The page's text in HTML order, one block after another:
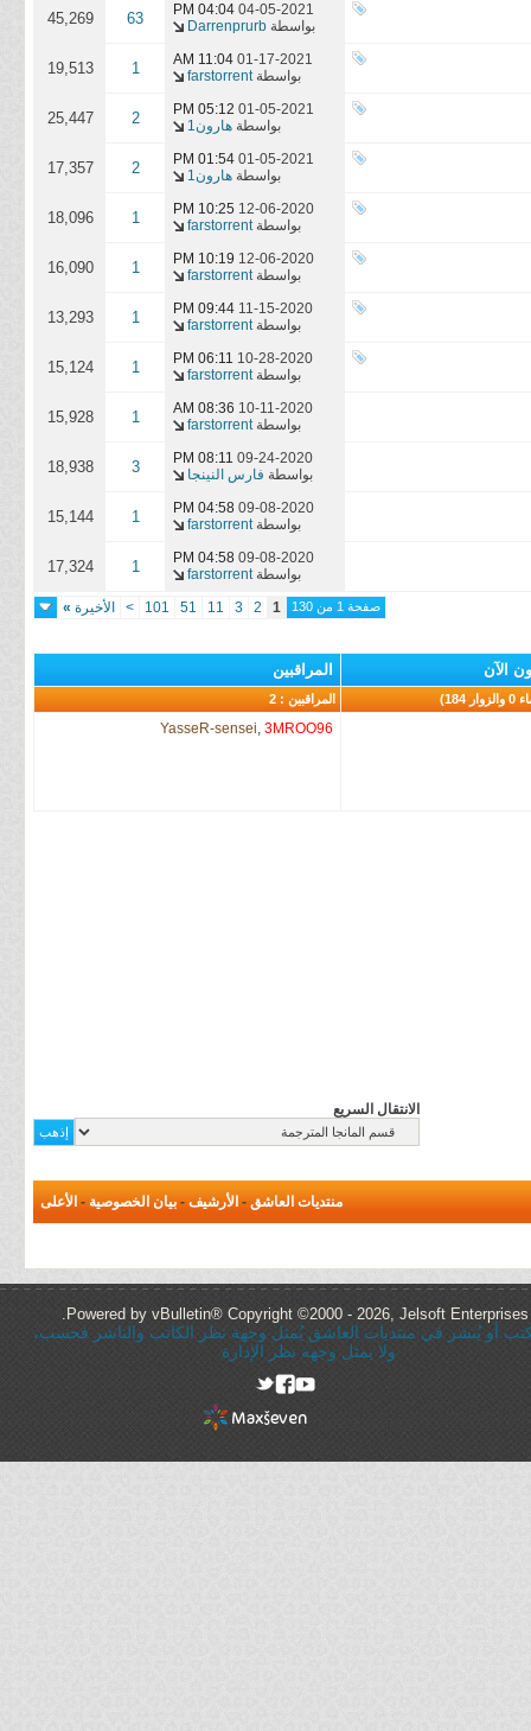
04-05-2021
04:04 PM
بواسطة Darrenprurb
63
45,269
01-17-2021
11:04 AM
بواسطةfarstorrent
1
19,513
01-05-2021
05:12 PM
بواسطة هارون1 2
25,447
01-05-2021
01:54 PM
بواسطة هارون1 2
17,357
12-06-2020
10:25 PM
بواسطةfarstorrent
1
18,096
12-06-2020
10:19 PM
بواسطةfarstorrent
1
16,090
11-15-2020
09:44 PM
بواسطةfarstorrent
1
13,293
10-28-2020
06:11 PM
بواسطةfarstorrent
1
15,124
10-11-2020
08:36 AM
بواسطةfarstorrent
1
15,928
09-24-2020
08:11 PM
بواسطة فارس النينجا 3
18,938
09-08-2020
04:58 PM
بواسطةfarstorrent
1
15,144
09-08-2020
04:58 PM
بواسطةfarstorrent
1
17,324
صفحة 1 من 130 1
2
3
11
51
101
> الأخيرة »
الآن المراقبين
المراقبين : 2
YasseR-sensei, 3MROO96
الانتقال السريع
منتديات العاشق - الأرشيف - بيان الخصوصية - الأعلى
Powered by vBulletin® Copyright ©2000 - 2026, Jelsoft Enterprises
أو يُنشر في منتديات العاشق يُمثل وجهة نظر الكاتب والناشر فحسب،
ولا يمثل وجهه نظر الإدارة